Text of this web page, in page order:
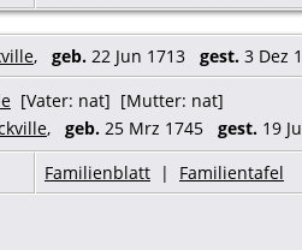
, geb. 22 Jun 1713 gest. 3 Dez
[Vater: nat] [Mutter: nat]
, geb. 25 Mrz 1745 gest. 19
Familienblatt | Familientafel